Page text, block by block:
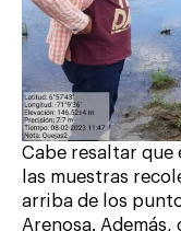
Cabe resaltar que
las muestras
arriba de los
Arenosa.